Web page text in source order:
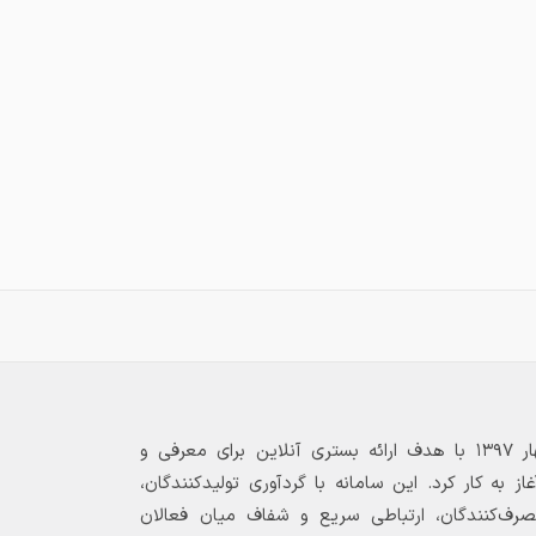
این محصول به دلیل سرعت بالا در نصب،
وزن سبک و مقاومت مکانیکی مناسب،
یکی از بهترین گزینه‌ها برای پوشش سقف
بازارگاه الکترونیکی فولاد ۲۴ از بهار ۱۳۹۷ با هدف ارائه بستری آنلاین برای معرفی و
کار کرد. این سامانه با گردآوری تولیدکنندگان،
ارتباطی سریع و شفاف میان فعالان